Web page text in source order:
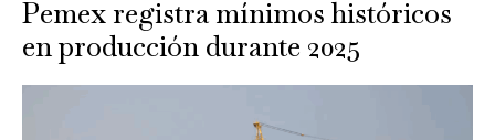
Pemex registra mínimos históricos
en producción durante 2025